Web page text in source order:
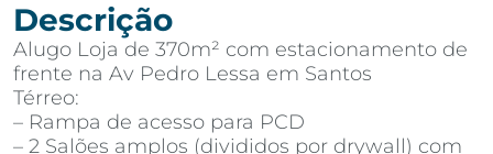
Descrição
Alugo Loja de 370m² com estacionamento de
frente na Av Pedro Lessa em Santos
Térreo:
– Rampa de acesso para PCD
– 2 Salões amplos (divididos por drywall) com